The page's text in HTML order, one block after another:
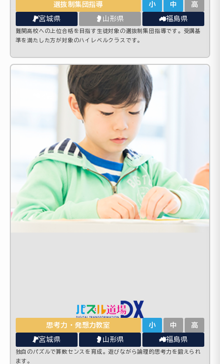
選抜制集団指導 小 中 高
宮城県 山形県 福島県
難関高校への上位合格を目指す生徒対象の選抜制集団指導です。受講基
準を満たした方が対象のハイレベルクラスです。
思考力・発想力教室 小 中 高
宮城県 山形県 福島県
独自のパズルで算数センスを育成。遊びながら論理的思考力を鍛えられ
ます。